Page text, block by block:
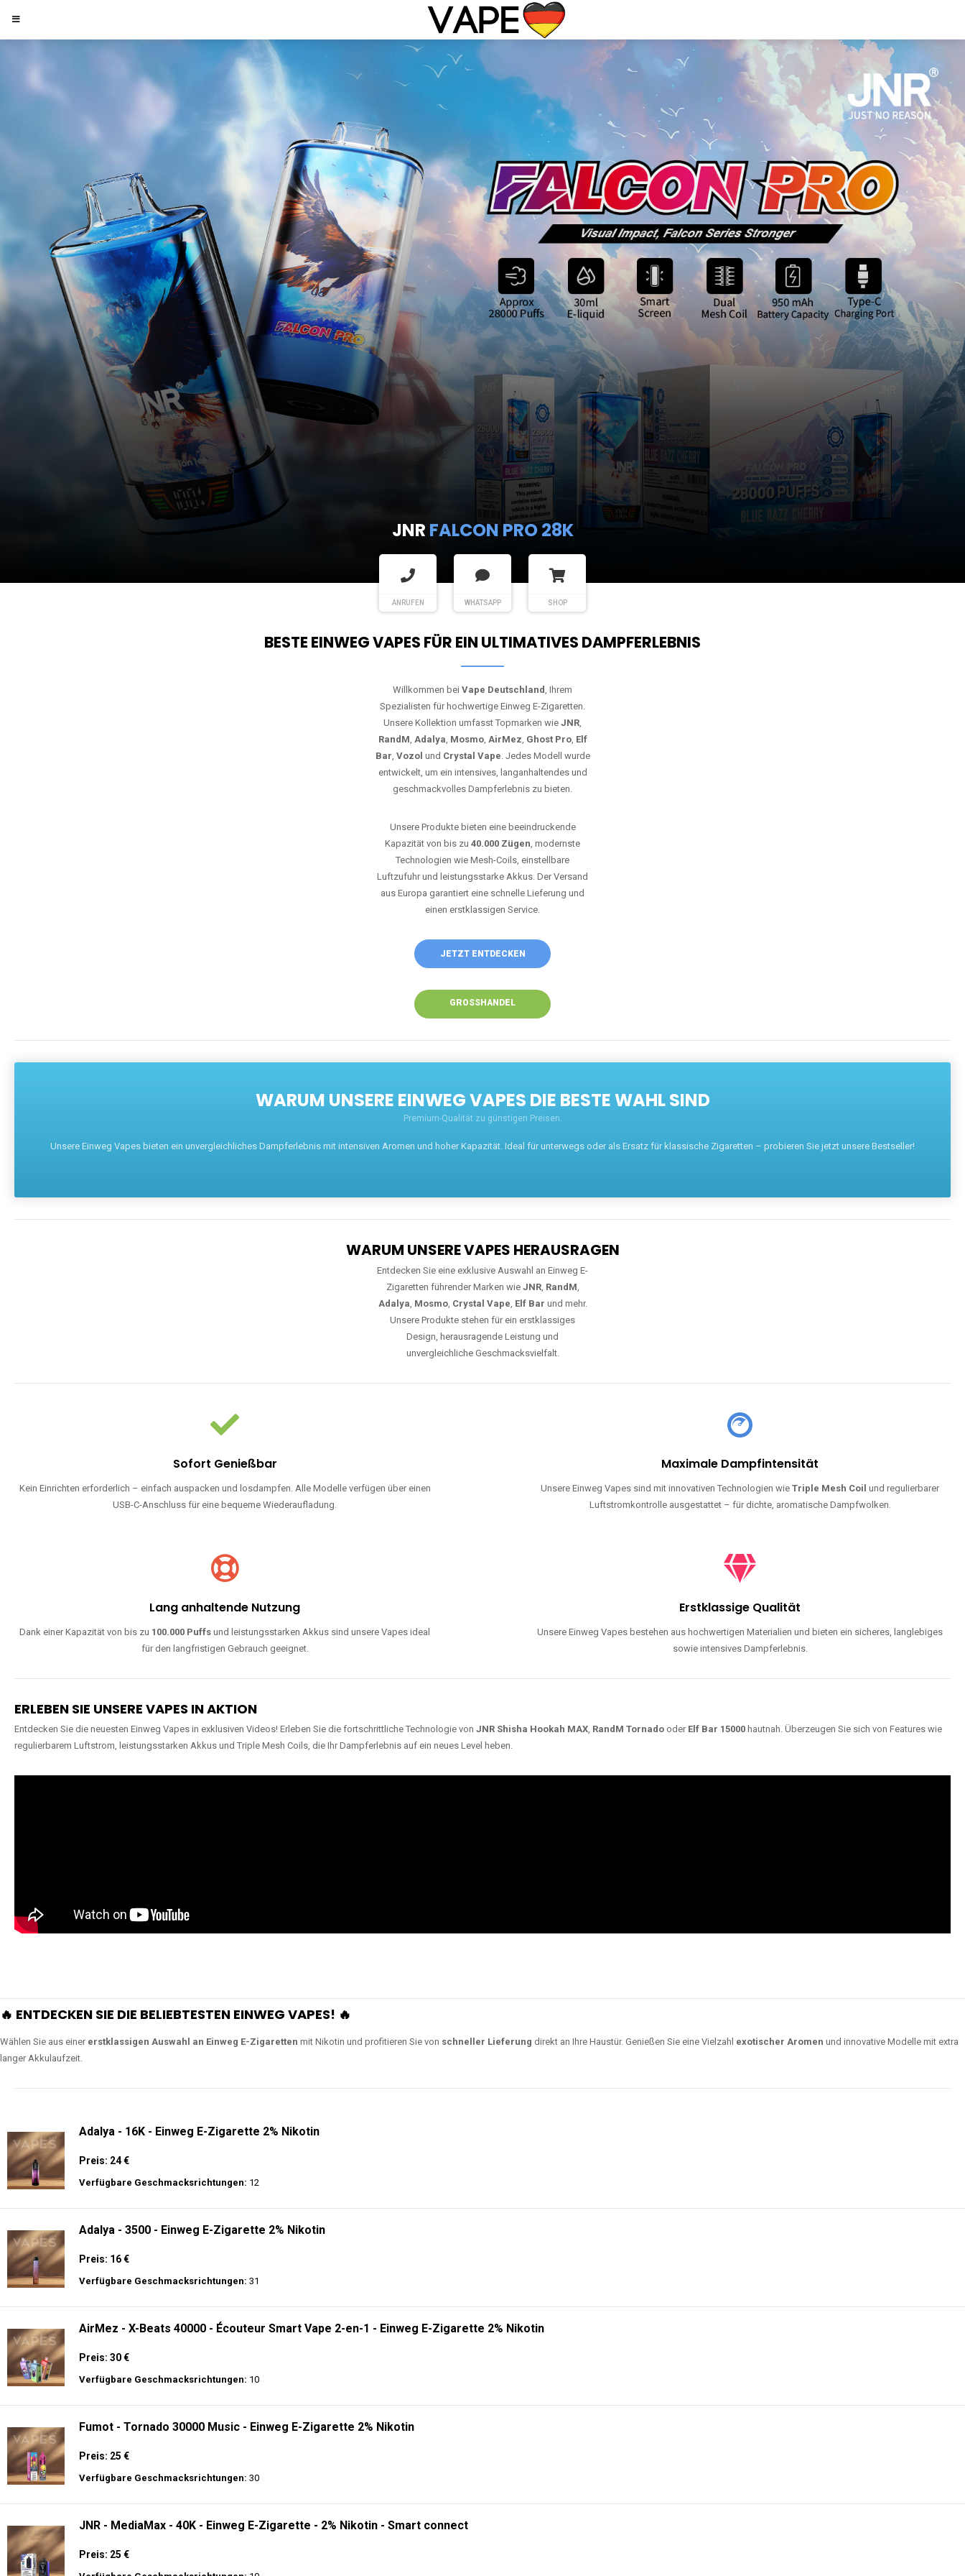
JNR FALCON PRO 28K
ANRUFEN WHATSAPP SHOP
BESTE EINWEG VAPES FÜR EIN ULTIMATIVES DAMPFERLEBNIS
Willkommen bei Vape Deutschland, Ihrem
Spezialisten für hochwertige Einweg E-Zigaretten.
Unsere Kollektion umfasst Topmarken wie JNR,
RandM, Adalya, Mosmo, AirMez, Ghost Pro, Elf
Bar, Vozol und Crystal Vape. Jedes Modell wurde
entwickelt, um ein intensives, langanhaltendes und
geschmackvolles Dampferlebnis zu bieten.
Unsere Produkte bieten eine beeindruckende
Kapazität von bis zu 40.000 Zügen, modernste
Technologien wie Mesh-Coils, einstellbare
Luftzufuhr und leistungsstarke Akkus. Der Versand
aus Europa garantiert eine schnelle Lieferung und
einen erstklassigen Service.
JETZT ENTDECKEN
GROSSHANDEL
WARUM UNSERE EINWEG VAPES DIE BESTE WAHL SIND
Premium-Qualität zu günstigen Preisen.
Unsere Einweg Vapes bieten ein unvergleichliches Dampferlebnis mit intensiven Aromen und hoher Kapazität. Ideal für unterwegs oder als Ersatz für klassische Zigaretten – probieren Sie jetzt unsere Bestseller!
WARUM UNSERE VAPES HERAUSRAGEN
Entdecken Sie eine exklusive Auswahl an Einweg E-
Zigaretten führender Marken wie JNR, RandM,
Adalya, Mosmo, Crystal Vape, Elf Bar und mehr.
Unsere Produkte stehen für ein erstklassiges
Design, herausragende Leistung und
unvergleichliche Geschmacksvielfalt.
Sofort Genießbar
Kein Einrichten erforderlich – einfach auspacken und losdampfen. Alle Modelle verfügen über einen
USB-C-Anschluss für eine bequeme Wiederaufladung.
Maximale Dampfintensität
Unsere Einweg Vapes sind mit innovativen Technologien wieTriple Mesh Coil und regulierbarer
Luftstromkontrolle ausgestattet – für dichte, aromatische Dampfwolken.
Lang anhaltende Nutzung
Dank einer Kapazität von bis zu 100.000 Puffs und leistungsstarken Akkus sind unsere Vapes ideal
für den langfristigen Gebrauch geeignet.
Erstklassige Qualität
Unsere Einweg Vapes bestehen aus hochwertigen Materialien und bieten ein sicheres, langlebiges
sowie intensives Dampferlebnis.
ERLEBEN SIE UNSERE VAPES IN AKTION
Entdecken Sie die neuesten Einweg Vapes in exklusiven Videos! Erleben Sie die fortschrittliche Technologie von JNR Shisha Hookah MAX, RandM Tornado oder Elf Bar 15000 hautnah. Überzeugen Sie sich von Features wie
regulierbarem Luftstrom, leistungsstarken Akkus und Triple Mesh Coils, die Ihr Dampferlebnis auf ein neues Level heben.
🔥 ENTDECKEN SIE DIE BELIEBTESTEN EINWEG VAPES! 🔥
Wählen Sie aus einer erstklassigen Auswahl an Einweg E-Zigaretten mit Nikotin und profitieren Sie von schneller Lieferung direkt an Ihre Haustür. Genießen Sie eine Vielzahl exotischer Aromen und innovative Modelle mit extra
langer Akkulaufzeit.
Adalya - 16K - Einweg E-Zigarette 2% Nikotin
Preis: 24 €
Verfügbare Geschmacksrichtungen: 12
Adalya - 3500 - Einweg E-Zigarette 2% Nikotin
Preis: 16 €
Verfügbare Geschmacksrichtungen: 31
AirMez - X-Beats 40000 - Écouteur Smart Vape 2-en-1 - Einweg E-Zigarette 2% Nikotin
Preis: 30 €
Verfügbare Geschmacksrichtungen: 10
Fumot - Tornado 30000 Music - Einweg E-Zigarette 2% Nikotin
Preis: 25 €
Verfügbare Geschmacksrichtungen: 30
JNR - MediaMax - 40K - Einweg E-Zigarette - 2% Nikotin - Smart connect
Preis: 25 €